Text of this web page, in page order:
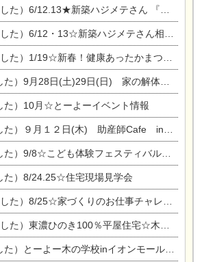
6/12.13★新築ハジメテさん 『木の家 現場体感見学会』
・13☆新築ハジメテさん相談会『今ある土地に家を建てる際の注意点』
1/19☆新春！健康あったかまつり＆増改築リフォームまつり
9月28日(土)29日(日) 家の解体なんでも相談会
た）10月☆とーよーイベント情報
）９月１２日(木) 助産師Cafe in東陽住建
9/8☆こども体験フェスティバル☆一宮市民会館
た）8/24.25☆住宅現場見学会
た）8/25☆家づくりのお仕事チャレンジ
）東濃ひのき100％平屋住宅☆木の家完成見学会
）とーよー木の学校inイオンモール木曽川